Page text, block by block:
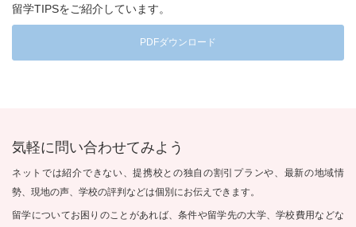
留学TIPSをご紹介しています。
PDFダウンロード
気軽に問い合わせてみよう
ネットでは紹介できない、提携校との独自の割引プランや、最新の地域情
勢、現地の声、学校の評判などは個別にお伝えできます。
留学についてお困りのことがあれば、条件や留学先の大学、学校費用などな